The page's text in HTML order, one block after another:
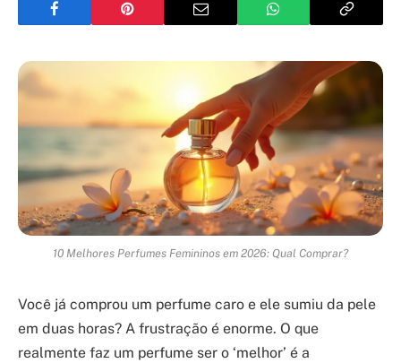
10 Melhores Perfumes Femininos em 2026: Qual Comprar?
Você já comprou um perfume caro e ele sumiu da pele
em duas horas? A frustração é enorme. O que
realmente faz um perfume ser o ‘melhor’ é a